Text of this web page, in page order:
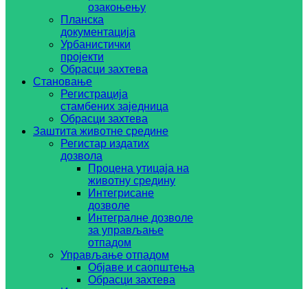
озакоњењу
Планска
документација
Урбанистички
пројекти
Обрасци захтева
Становање
Регистрација
стамбених заједница
Обрасци захтева
Заштита животне средине
Регистар издатих
дозвола
Процена утицаја на
животну средину
Интегрисане
дозволе
Интегралне дозволе
за управљање
отпадом
Управљање отпадом
Објаве и саопштења
Обрасци захтева